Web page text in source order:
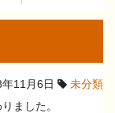
11月6日
未分類
ました。